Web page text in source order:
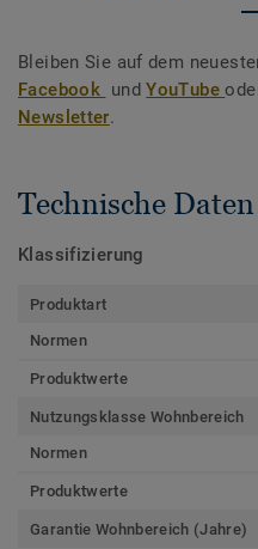
Bleiben Sie auf dem
Facebook undYouTube
Newsletter.
Technische Daten
Klassifizierung
Produktart
Normen
Produktwerte
Nutzungsklasse Wohnbereich
Normen
Produktwerte
Garantie Wohnbereich (Jahre)